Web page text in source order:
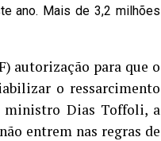
ano. Mais de 3,2 milhões
autorização para que o
o ressarcimento
ministro Dias Toffoli, a
entrem nas regras de